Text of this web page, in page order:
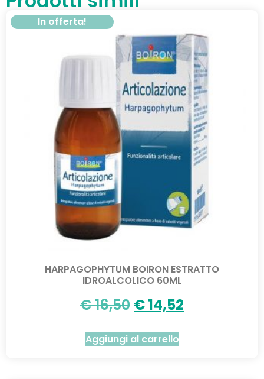
In offerta!
HARPAGOPHYTUM BOIRON ESTRATTO
IDROALCOLICO 60ML
€16,50 €14,52
Aggiungi al carrello